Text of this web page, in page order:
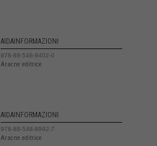
AIDAINFORMAZIONI
978-88-548-9402-0
Aracne editrice
AIDAINFORMAZIONI
978-88-548-8992-7
Aracne editrice